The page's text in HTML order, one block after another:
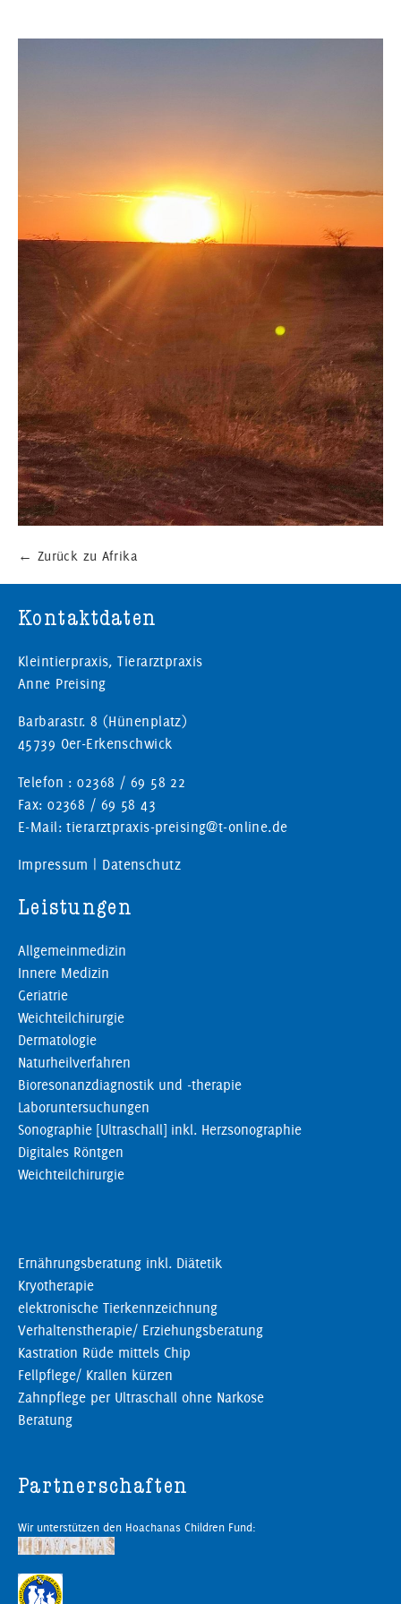
← Zurück zu Afrika
Kontaktdaten
Kleintierpraxis, Tierarztpraxis
Anne Preising
Barbarastr. 8 (Hünenplatz)
45739 Oer-Erkenschwick
Telefon : 02368 / 69 58 22
Fax: 02368 / 69 58 43
E-Mail: tierarztpraxis-preising@t-online.de
Impressum | Datenschutz
Leistungen
Allgemeinmedizin
Innere Medizin
Geriatrie
Weichteilchirurgie
Dermatologie
Naturheilverfahren
Bioresonanzdiagnostik und -therapie
Laboruntersuchungen
Sonographie [Ultraschall] inkl. Herzsonographie
Digitales Röntgen
Weichteilchirurgie
Ernährungsberatung inkl. Diätetik
Kryotherapie
elektronische Tierkennzeichnung
Verhaltenstherapie/ Erziehungsberatung
Kastration Rüde mittels Chip
Fellpflege/ Krallen kürzen
Zahnpflege per Ultraschall ohne Narkose
Beratung
Partnerschaften
Wir unterstützen den Hoachanas Children Fund: